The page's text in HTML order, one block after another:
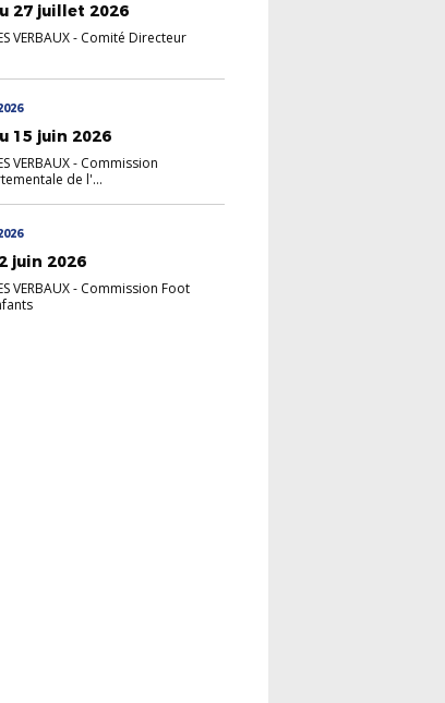
27 juillet 2026
VERBAUX- Comité Directeur
15 juin 2026
VERBAUX- Commission
de l'...
juin 2026
VERBAUX- Commission Foot